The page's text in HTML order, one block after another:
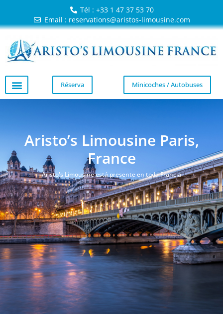
Tél : +33 1 47 37 53 70
Email : reservations@aristos-limousine.com
Réserva Minicoches / Autobuses
Aristo’s Limousine Paris,
France
Aristo's Limousine está presente en toda Francia